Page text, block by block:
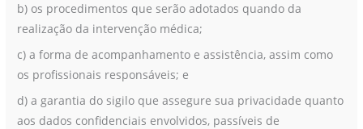
b) os procedimentos que serão adotados quando da
realização da intervenção médica;
c) a forma de acompanhamento e assistência, assim como
os profissionais responsáveis; e
d) a garantia do sigilo que assegure sua privacidade quanto
aos dados confidenciais envolvidos, passíveis de